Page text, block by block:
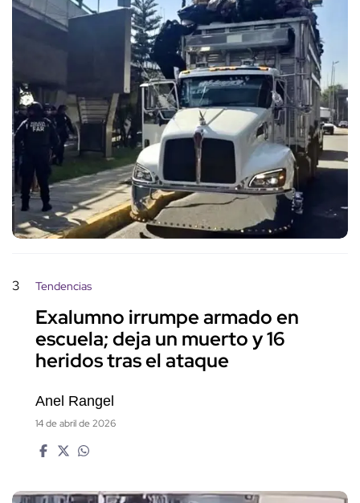
3 Tendencias
Exalumno irrumpe armado en
escuela; deja un muerto y 16
heridos tras el ataque
Anel Rangel
14 de abril de 2026